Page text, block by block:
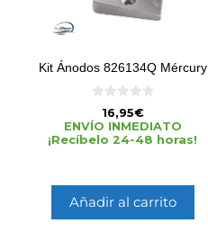
Kit Ánodos 826134Q Mércury
d
e
5
16,95€
ENVÍO INMEDIATO
¡Recíbelo 24-48 horas!
Añadir al carrito